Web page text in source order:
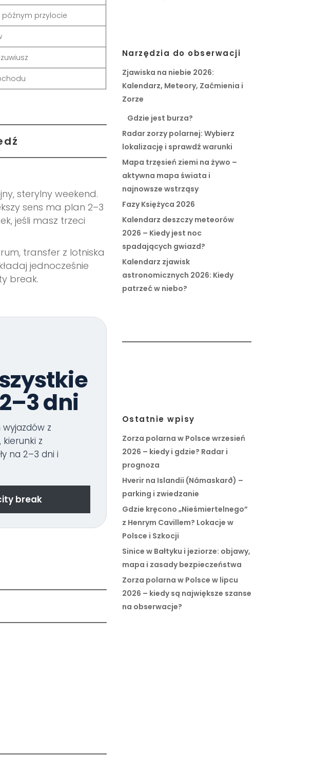
przylocie
sterylny weekend.
sens ma plan 2–3
jeśli masz trzeci
transfer z lotniska
jednocześnie
break.
dni
z
z
na 2–3 dni i
break
Narzędzia do obserwacji
Zjawiska na niebie 2026:
Kalendarz, Meteory, Zaćmienia i
Zorze
Gdzie jest burza?
Radar zorzy polarnej: Wybierz
lokalizację i sprawdź warunki
Mapa trzęsień ziemi na żywo –
aktywna mapa świata i
najnowsze wstrząsy
Fazy Księżyca 2026
Kalendarz deszczy meteorów
2026 – Kiedy jest noc
spadających gwiazd?
Kalendarz zjawisk
astronomicznych 2026: Kiedy
patrzeć w niebo?
Ostatnie wpisy
Zorza polarna w Polsce wrzesień
2026 – kiedy i gdzie? Radar i
prognoza
Hverir na Islandii (Námaskarð) –
parking i zwiedzanie
Gdzie kręcono „Nieśmiertelnego”
z Henrym Cavillem? Lokacje w
Polsce i Szkocji
Sinice w Bałtyku i jeziorze: objawy,
mapa i zasady bezpieczeństwa
Zorza polarna w Polsce w lipcu
2026 – kiedy są największe szanse
na obserwacje?